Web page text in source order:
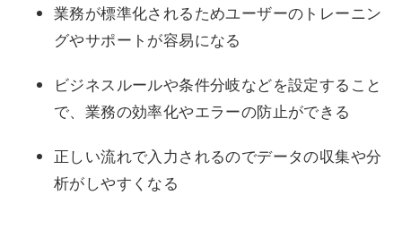
業務が標準化されるためユーザーのトレーニン
グやサポートが容易になる
ビジネスルールや条件分岐などを設定すること
で、業務の効率化やエラーの防止ができる
正しい流れで入力されるのでデータの収集や分
析がしやすくなる